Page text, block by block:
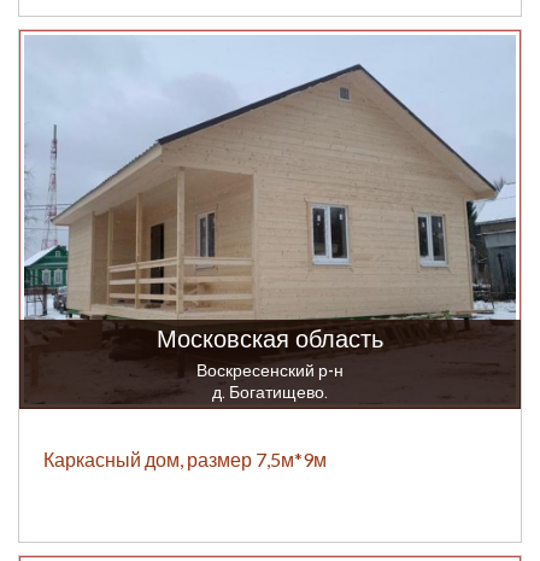
Московская область
Воскресенский р-н
д. Богатищево.
Каркасный дом, размер 7,5м*9м